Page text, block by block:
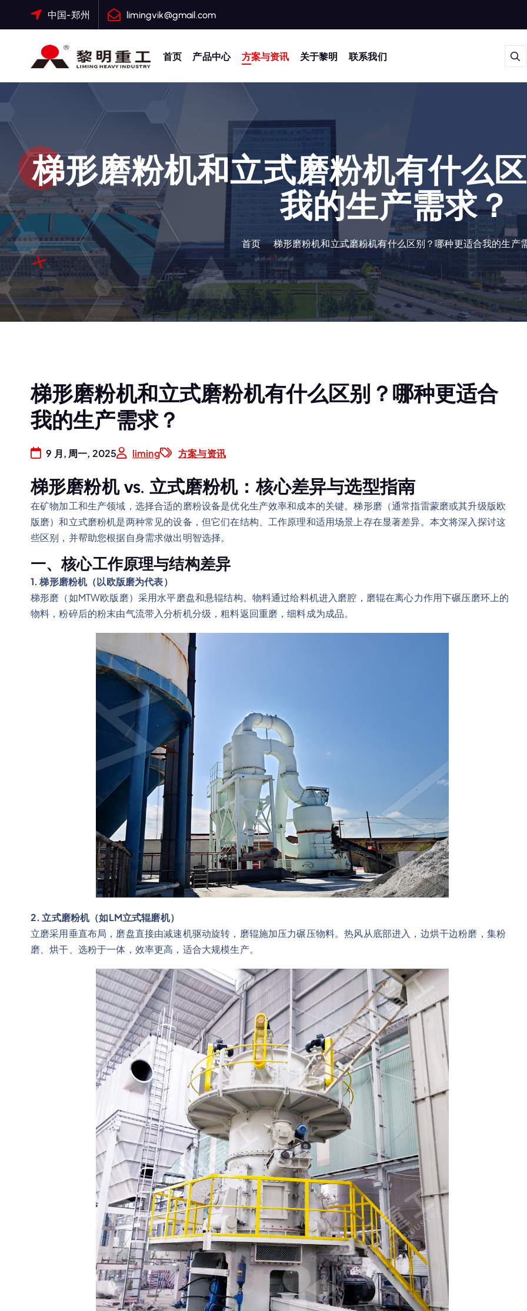
中国-郑州 limingvik@gmail.com
大修渣磨粉机，矿渣立磨
首页 产品中心 方案与资讯 关于黎明 联系我们
梯形磨粉机和立式磨粉机有什么
我的生产需求？
首页 梯形磨粉机和立式磨粉机有什么区别？哪种更适合我的生产
梯形磨粉机和立式磨粉机有什么区别？哪种更适合
我的生产需求？
9 月, 周一, 2025 liming 方案与资讯
梯形磨粉机 vs. 立式磨粉机：核心差异与选型指南
在矿物加工和生产领域，选择合适的磨粉设备是优化生产效率和成本的关键。梯形磨（通常指雷蒙磨或其升级版欧
版磨）和立式磨粉机是两种常见的设备，但它们在结构、工作原理和适用场景上存在显著差异。本文将深入探讨这
些区别，并帮助您根据自身需求做出明智选择。
一、核心工作原理与结构差异
1. 梯形磨粉机（以欧版磨为代表）
梯形磨（如MTW欧版磨）采用水平磨盘和悬辊结构。物料通过给料机进入磨腔，磨辊在离心力作用下碾压磨环上的
物料，粉碎后的粉末由气流带入分析机分级，粗料返回重磨，细料成为成品。
2. 立式磨粉机（如LM立式辊磨机）
立磨采用垂直布局，磨盘直接由减速机驱动旋转，磨辊施加压力碾压物料。热风从底部进入，边烘干边粉磨，集粉
磨、烘干、选粉于一体，效率更高，适合大规模生产。